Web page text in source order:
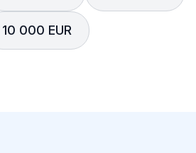
10 000 EUR